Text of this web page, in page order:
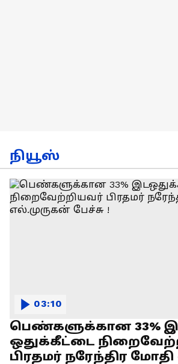
நியூஸ்
பெண்களுக்கான 33%
ஒதுக்கீட்டை
பிரதமர் நரேந்திர மோதி
03:10